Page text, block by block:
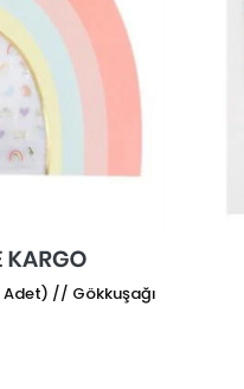
// Gökkuşağı